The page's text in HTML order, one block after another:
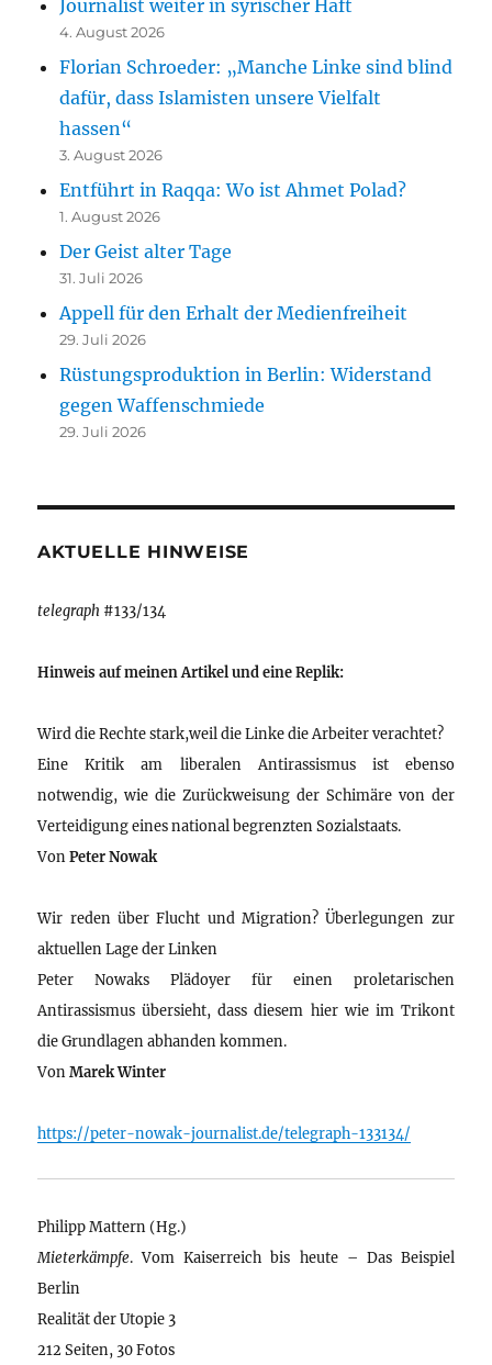
Journalist weiter in syrischer Haft
4. August 2026
Florian Schroeder: „Manche Linke sind blind
dafür, dass Islamisten unsere Vielfalt
hassen“
3. August 2026
Entführt in Raqqa: Wo ist Ahmet Polad?
1. August 2026
Der Geist alter Tage
31. Juli 2026
Appell für den Erhalt der Medienfreiheit
29. Juli 2026
Rüstungsproduktion in Berlin: Widerstand
gegen Waffenschmiede
29. Juli 2026
AKTUELLE HINWEISE
telegraph #133/134
Hinweis auf meinen Artikel und eine Replik:
Wird die Rechte stark,weil die Linke die Arbeiter verachtet?
Eine Kritik am liberalen Antirassismus ist ebenso
notwendig, wie die Zurückweisung der Schimäre von der
Verteidigung eines national begrenzten Sozialstaats.
VonPeter Nowak
Wir reden über Flucht und Migration? Überlegungen zur
aktuellen Lage der Linken
Peter Nowaks Plädoyer für einen proletarischen
Antirassismus übersieht, dass diesem hier wie im Trikont
die Grundlagen abhanden kommen.
VonMarek Winter
https://peter-nowak-journalist.de/telegraph-133134/
Philipp Mattern (Hg.)
Mieterkämpfe. Vom Kaiserreich bis heute – Das Beispiel
Berlin
Realität der Utopie 3
212 Seiten, 30 Fotos